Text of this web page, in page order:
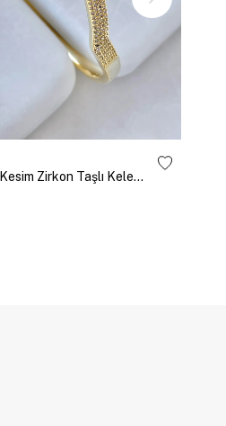
Özel Seri Oval Kesim Zirkon Taşlı Kelepçe Gold